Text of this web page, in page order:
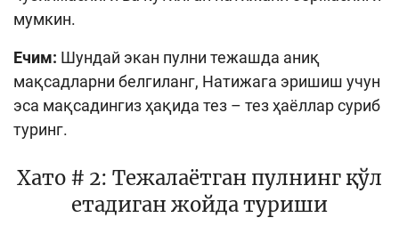
мумкин.
Ечим: Шундай экан пулни тежашда аниқ
мақсадларни белгиланг, Натижага эришиш учун
эса мақсадингиз ҳақида тез – тез ҳаёллар суриб
туринг.
Хато # 2: Тежалаётган пулнинг қўл
етадиган жойда туриши